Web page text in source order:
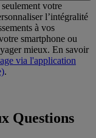
votre
l’intégralité
à vos
smartphone ou
mieux. En savoir
via l'application
.
Questions